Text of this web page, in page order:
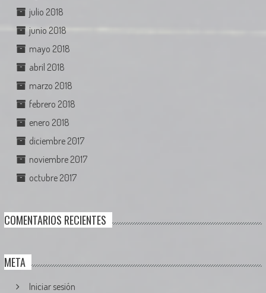
julio 2018
junio 2018
mayo 2018
abril 2018
marzo 2018
febrero 2018
enero 2018
diciembre 2017
noviembre 2017
octubre 2017
COMENTARIOS RECIENTES
META
Iniciar sesión